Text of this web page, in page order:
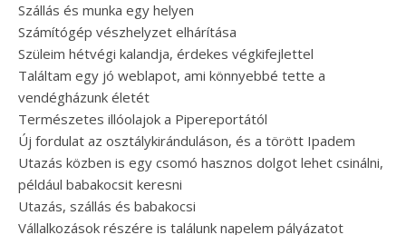
Szállás és munka egy helyen
Számítógép vészhelyzet elhárítása
Szüleim hétvégi kalandja, érdekes végkifejlettel
Találtam egy jó weblapot, ami könnyebbé tette a
vendégházunk életét
Természetes illóolajok a Pipereportától
Új fordulat az osztálykiránduláson, és a törött Ipadem
Utazás közben is egy csomó hasznos dolgot lehet csinálni,
például babakocsit keresni
Utazás, szállás és babakocsi
Vállalkozások részére is találunk napelem pályázatot